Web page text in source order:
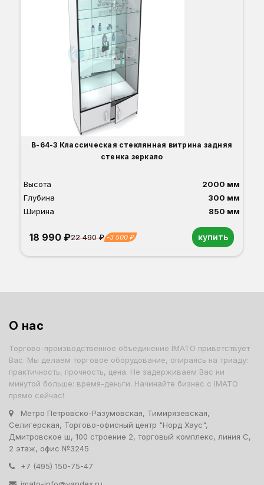
В-64-З Классическая стеклянная витрина задняя
стенка зеркало
Высота
2000 мм
Глубина
300 мм
Ширина
850 мм
18 990 ₽22 490 ₽ -3 500 ₽ купить
О нас
Торгово-производственное объединение IMATO приветствует
Вас. Мы делаем торговое оборудование, опираясь на триаду:
практичность, прочность, цена. Не задерживаем Вас ни
минутой больше: время-деньги. Начинайте бизнес с IMATO
прямо сейчас!
Метро Петровско-Разумовская, Тимирязевская,
Селигерская, Торгово-офисный центр "Норд Хаус",
Дмитровское ш, 100 строение 2, торговый комплекс, линия С,
2 этаж, офис №3245
+7 (495) 150-75-47